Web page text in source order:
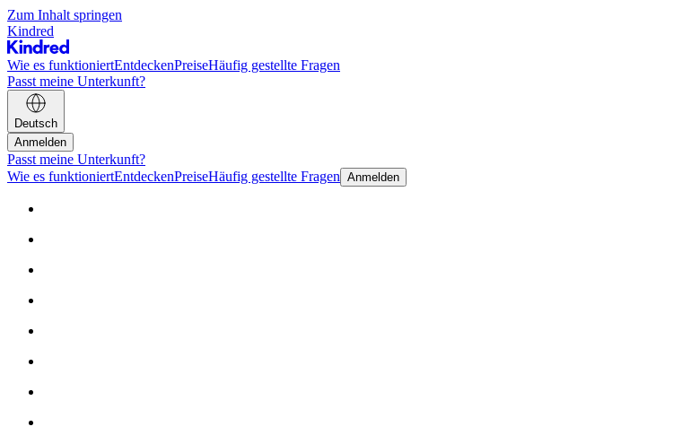
Zum Inhalt springen
Kindred
Wie es funktioniertEntdeckenPreiseHäufig gestellte Fragen
Passt meine Unterkunft?
Deutsch
Anmelden
Passt meine Unterkunft?
Wie es funktioniertEntdeckenPreiseHäufig gestellte Fragen Anmelden